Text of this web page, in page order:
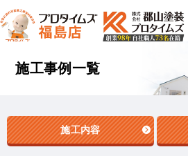
施工事例一覧
施工内容